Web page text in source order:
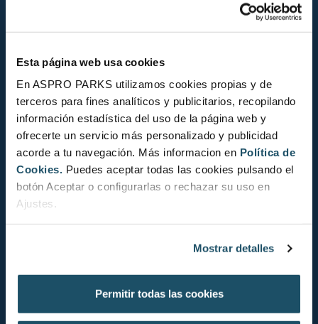
Esta página web usa cookies
En ASPRO PARKS utilizamos cookies propias y de
terceros para fines analíticos y publicitarios, recopilando
información estadística del uso de la página web y
ofrecerte un servicio más personalizado y publicidad
acorde a tu navegación. Más informacion en Política de
Cookies. Puedes aceptar todas las cookies pulsando el
botón Aceptar o configurarlas o rechazar su uso en
Ajustes.
Mostrar detalles
Permitir todas las cookies
Moll d'Espanya del Port Vell, s/n
08039Barcelona
Tel.
+34 932 21 74 74
info@aquariumbcn.com
Contacto
Noticias
Educación
Política de Cookies